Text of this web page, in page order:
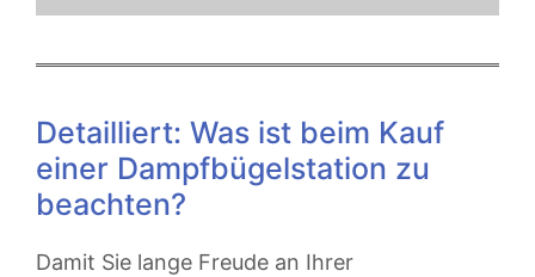
Detailliert: Was ist beim Kauf
einer Dampfbügelstation zu
beachten?
Damit Sie lange Freude an Ihrer